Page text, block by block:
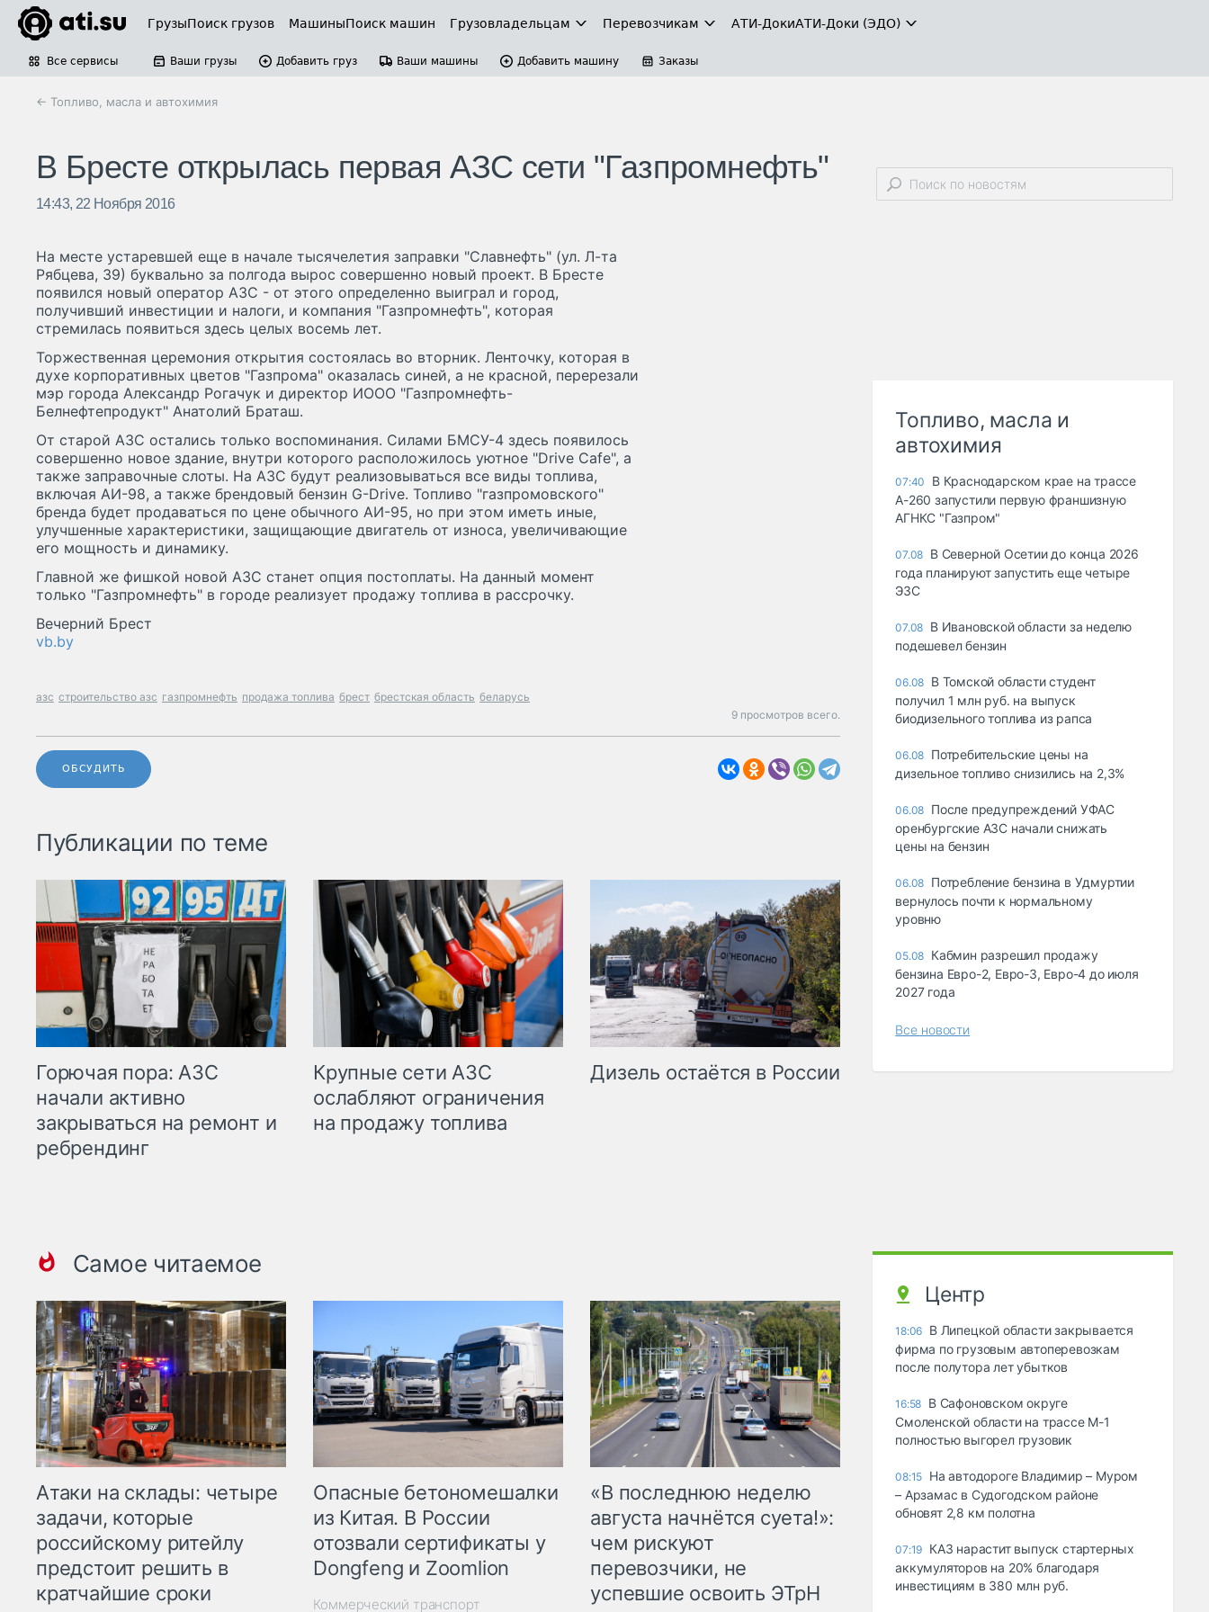
ГрузыПоиск грузов МашиныПоиск машин Грузовладельцам Перевозчикам АТИ-ДокиАТИ-Доки (ЭДО)
Все сервисы Ваши грузы Добавить груз Ваши машины Добавить машину Заказы
← Топливо, масла и автохимия
В Бресте открылась первая АЗС сети "Газпромнефть"
14:43, 22 Ноября 2016
На месте устаревшей еще в начале тысячелетия заправки "Славнефть" (ул. Л-та
Рябцева, 39) буквально за полгода вырос совершенно новый проект. В Бресте
появился новый оператор АЗС - от этого определенно выиграл и город,
получивший инвестиции и налоги, и компания "Газпромнефть", которая
стремилась появиться здесь целых восемь лет.
Торжественная церемония открытия состоялась во вторник. Ленточку, которая в
духе корпоративных цветов "Газпрома" оказалась синей, а не красной, перерезали
мэр города Александр Рогачук и директор ИООО "Газпромнефть-
Белнефтепродукт" Анатолий Браташ.
От старой АЗС остались только воспоминания. Силами БМСУ-4 здесь появилось
совершенно новое здание, внутри которого расположилось уютное "Drive Cafe", а
также заправочные слоты. На АЗС будут реализовываться все виды топлива,
включая АИ-98, а также брендовый бензин G-Drive. Топливо "газпромовского"
бренда будет продаваться по цене обычного АИ-95, но при этом иметь иные,
улучшенные характеристики, защищающие двигатель от износа, увеличивающие
его мощность и динамику.
Главной же фишкой новой АЗС станет опция постоплаты. На данный момент
только "Газпромнефть" в городе реализует продажу топлива в рассрочку.
Вечерний Брест
vb.by
азс строительство азс газпромнефть продажа топлива брест брестская область беларусь
9 просмотров всего.
ОБСУДИТЬ
Публикации по теме
Горючая пора: АЗС
начали активно
закрываться на ремонт и
ребрендинг
Крупные сети АЗС
ослабляют ограничения
на продажу топлива
Дизель остаётся в России
Самое читаемое
Атаки на склады: четыре
задачи, которые
российскому ритейлу
предстоит решить в
кратчайшие сроки
Опасные бетономешалки
из Китая. В России
отозвали сертификаты у
Dongfeng и Zoomlion
Коммерческий транспорт
«В последнюю неделю
августа начнётся суета!»:
чем рискуют
перевозчики, не
успевшие освоить ЭТрН
Топливо, масла и
автохимия
07:40
В Краснодарском крае на трассе
А-260 запустили первую франшизную
АГНКС "Газпром"
07.08 В Северной Осетии до конца 2026
года планируют запустить еще четыре
ЭЗС
07.08 В Ивановской области за неделю
подешевел бензин
06.08 В Томской области студент
получил 1 млн руб. на выпуск
биодизельного топлива из рапса
06.08 Потребительские цены на
дизельное топливо снизились на 2,3%
06.08 После предупреждений УФАС
оренбургские АЗС начали снижать
цены на бензин
06.08 Потребление бензина в Удмуртии
вернулось почти к нормальному
уровню
05.08 Кабмин разрешил продажу
бензина Евро-2, Евро-3, Евро-4 до июля
2027 года
Все новости
Центр
18:06 В Липецкой области закрывается
фирма по грузовым автоперевозкам
после полутора лет убытков
16:58 В Сафоновском округе
Смоленской области на трассе М-1
полностью выгорел грузовик
08:15 На автодороге Владимир – Муром
– Арзамас в Судогодском районе
обновят 2,8 км полотна
07:19 КАЗ нарастит выпуск стартерных
аккумуляторов на 20% благодаря
инвестициям в 380 млн руб.